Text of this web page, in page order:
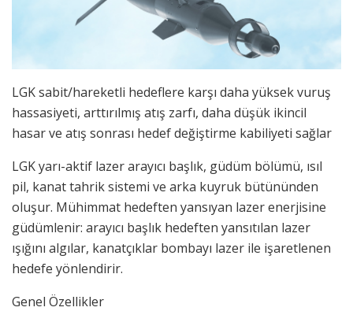
LGK sabit/hareketli hedeflere karşı daha yüksek vuruş
hassasiyeti, arttırılmış atış zarfı, daha düşük ikincil
hasar ve atış sonrası hedef değiştirme kabiliyeti sağlar
LGK yarı-aktif lazer arayıcı başlık, güdüm bölümü, ısıl
pil, kanat tahrik sistemi ve arka kuyruk bütününden
oluşur. Mühimmat hedeften yansıyan lazer enerjisine
güdümlenir: arayıcı başlık hedeften yansıtılan lazer
ışığını algılar, kanatçıklar bombayı lazer ile işaretlenen
hedefe yönlendirir.
Genel Özellikler